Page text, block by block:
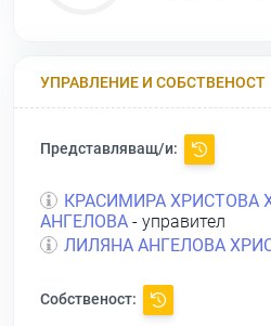
УПРАВЛЕНИЕ И СОБСТВЕНОСТ
Представляващ/и:
КРАСИМИРА ХРИСТОВА
АНГЕЛОВА - управител
ЛИЛЯНА АНГЕЛОВА
Собственост: